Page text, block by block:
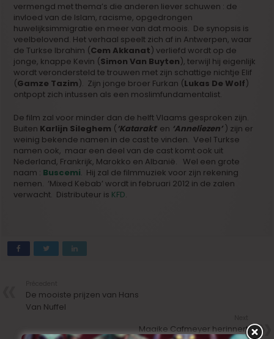
vermengd met thema’s die anderen liever schuwen : de
invloed van de Islam, racisme, opgedrongen
huwelijksimmigratie en meer van dat moois. De synopsis is
veelbelovend. Het verhaal speelt zich af in Antwerpen, waar
de Turkse Ibrahim (Cem Akkanat) verliefd wordt op de
jonge, knappe Kevin (Simon Van Buyten), terwijl hij eigenlijk
wordt verondersteld te trouwen met zijn schattige nichtje Elif
(Gamze Tazim). Zijn jonge broer Furkan (Lukas De Wolf)
ontpopt zich intussen als een moslimfundamentalist.
De film zal voor minder dan de helft Vlaams gesproken zijn.
Buiten Karlijn Sileghem (‘Katarakt’ en ‘Anneliezen’) zijn er
weinig bekende namen in de cast te vinden. Veel Turkse
namen ook, maar een deel van de cast komt ook uit
Nederland, Frankrijk, Marokko en Albanië. Wel een grote
naam : Buscemi. Hij zal de filmmuziek voor zijn rekening
nemen. ‘Mixed Kebab’ wordt in februari 2012 in de zalen
verwacht. Distributeur is KFD.
De mooiste prijzen van Hans
Van Nuffel
Maaike Cafmeyer herinnert